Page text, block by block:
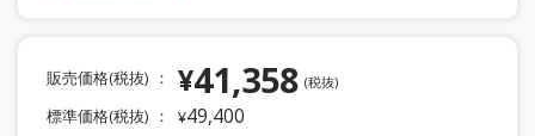
販売価格(税抜) ¥41,358 (税抜)
標準価格(税抜) ¥49,400